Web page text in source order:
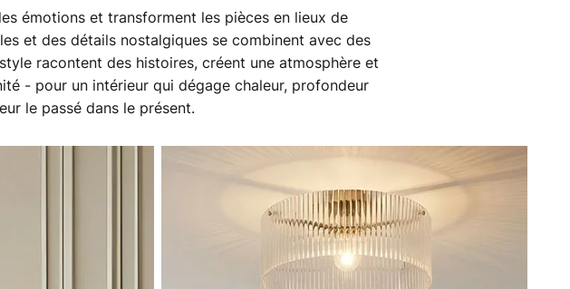
émotions et transforment les pièces en lieux de
et des détails nostalgiques se combinent avec des
racontent des histoires, créent une atmosphère et
- pour un intérieur qui dégage chaleur, profondeur
le passé dans le présent.